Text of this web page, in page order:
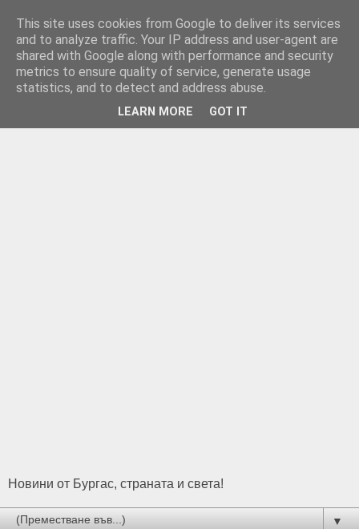
Новини от Бургас, страната и света!
▼
This site uses cookies from Google to deliver its services
and to analyze traffic. Your IP address and user-agent are
shared with Google along with performance and security
metrics to ensure quality of service, generate usage
statistics, and to detect and address abuse.
LEARN MORE GOT IT